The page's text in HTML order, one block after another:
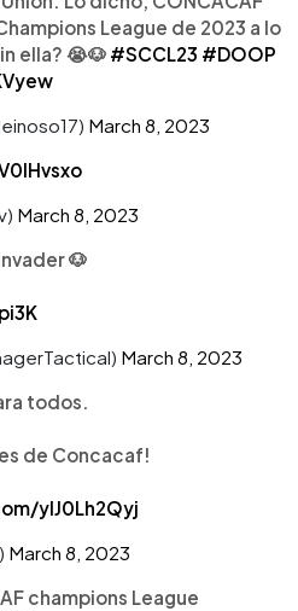
League de 2023 a lo
ella? 😭🐶 #SCCL23 #DOOP
March 8, 2023
March 8, 2023
🐶
March 8, 2023
todos.
de Concacaf!
ylJ0Lh2Qyj
March 8, 2023
champions League